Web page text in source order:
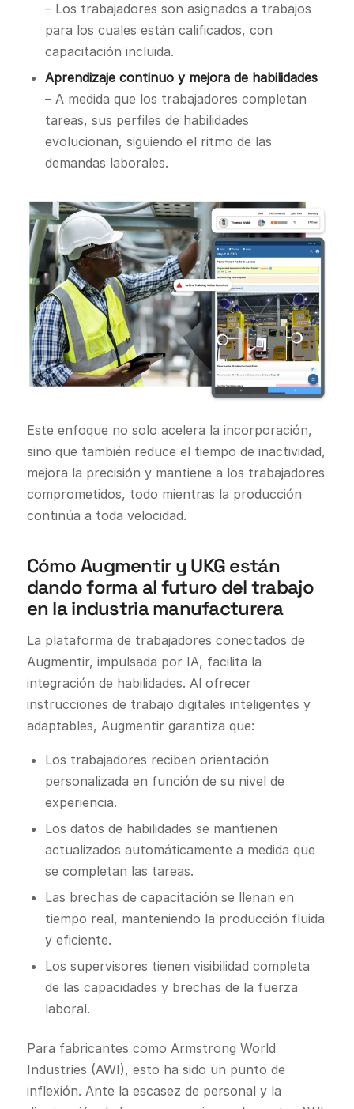
– Los trabajadores son asignados a trabajos
para los cuales están calificados, con
capacitación incluida.
Aprendizaje continuo y mejora de habilidades
– A medida que los trabajadores completan
tareas, sus perfiles de habilidades
evolucionan, siguiendo el ritmo de las
demandas laborales.
Este enfoque no solo acelera la incorporación,
sino que también reduce el tiempo de inactividad,
mejora la precisión y mantiene a los trabajadores
comprometidos, todo mientras la producción
continúa a toda velocidad.
Cómo Augmentir y UKG están
dando forma al futuro del trabajo
en la industria manufacturera
La plataforma de trabajadores conectados de
Augmentir, impulsada por IA, facilita la
integración de habilidades. Al ofrecer
instrucciones de trabajo digitales inteligentes y
adaptables, Augmentir garantiza que:
Los trabajadores reciben orientación
personalizada en función de su nivel de
experiencia.
Los datos de habilidades se mantienen
actualizados automáticamente a medida que
se completan las tareas.
Las brechas de capacitación se llenan en
tiempo real, manteniendo la producción fluida
y eficiente.
Los supervisores tienen visibilidad completa
de las capacidades y brechas de la fuerza
laboral.
Para fabricantes como Armstrong World
Industries (AWI), esto ha sido un punto de
inflexión. Ante la escasez de personal y la